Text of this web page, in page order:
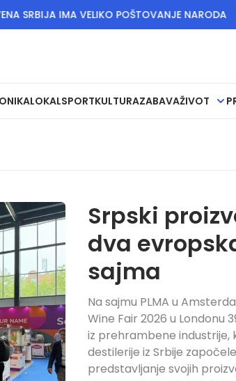
IMA VELIKO POŠTOVANJE NARODA
LOKALSPORTKULTURAZABAVAŽIVOT
Srpski
dva
sajma
Na sajmu PLMA u
Wine Fair 2026 u Londonu
iz prehrambene industrije,
destilerije iz Srbije
predstavljanje svojih